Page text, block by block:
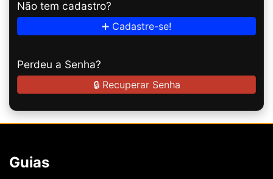
Não tem cadastro?
➕ Cadastre-se!
Perdeu a Senha?
🔒 Recuperar Senha
Guias